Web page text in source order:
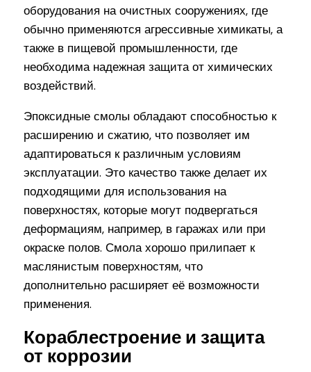
оборудования на очистных сооружениях, где
обычно применяются агрессивные химикаты, а
также в пищевой промышленности, где
необходима надежная защита от химических
воздействий.
Эпоксидные смолы обладают способностью к
расширению и сжатию, что позволяет им
адаптироваться к различным условиям
эксплуатации. Это качество также делает их
подходящими для использования на
поверхностях, которые могут подвергаться
деформациям, например, в гаражах или при
окраске полов. Смола хорошо прилипает к
маслянистым поверхностям, что
дополнительно расширяет её возможности
применения.
Кораблестроение и защита
от коррозии